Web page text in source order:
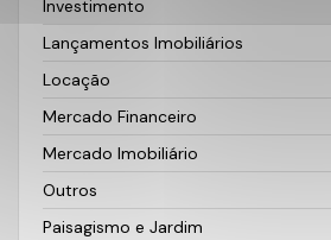
Investimento
Lançamentos Imobiliários
Locação
Mercado Financeiro
Mercado Imobiliário
Outros
Paisagismo e Jardim